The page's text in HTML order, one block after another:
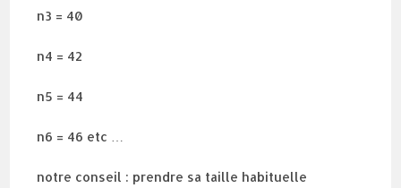
n3 = 40
n4 = 42
n5 = 44
n6 = 46 etc …
notre conseil : prendre sa taille habituelle